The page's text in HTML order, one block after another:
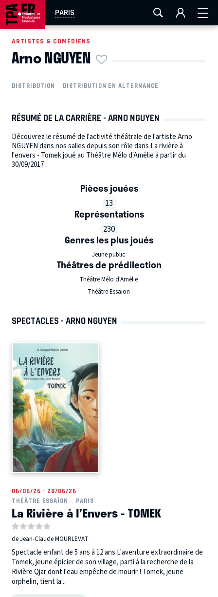
PARIS
AIX-MARSEILLE LA ROCHELLE
EN TOURNÉE
ARTISTES & COMÉDIENS
Arno NGUYEN
DISTRIBUTION DISTRIBUTION EN ALTERNANCE
RÉSUMÉ DE LA CARRIÈRE - ARNO NGUYEN
Découvrez le résumé de l'activité théâtrale de l'artiste Arno
NGUYEN dans nos salles depuis son rôle dans La rivière à
l'envers - Tomek joué au Théâtre Mélo d'Amélie à partir du
30/09/2017 :
Pièces jouées
13
Représentations
230
Genres les plus joués
Jeune public
Théâtres de prédilection
Théâtre Mélo d'Amélie
Théâtre Essaïon
SPECTACLES - ARNO NGUYEN
06/06/26 - 28/06/26
THÉÂTRE ESSAÏON
PARIS
La Rivière à l’Envers - TOMEK
de Jean-Claude MOURLEVAT
Spectacle enfant de 5 ans à 12 ans L'aventure extraordinaire de
Tomek, jeune épicier de son village, parti à la recherche de la
Rivière Qjar dont l'eau empêche de mourir ! Tomek, jeune
orphelin, tient la...